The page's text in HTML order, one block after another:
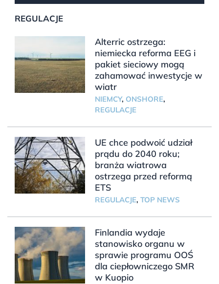
REGULACJE
Alterric ostrzega:
niemiecka reforma EEG i
pakiet sieciowy mogą
zahamować inwestycje w
wiatr
NIEMCY, ONSHORE,
REGULACJE
UE chce podwoić udział
prądu do 2040 roku;
branża wiatrowa
ostrzega przed reformą
ETS
REGULACJE, TOP NEWS
Finlandia wydaje
stanowisko organu w
sprawie programu OOŚ
dla ciepłowniczego SMR
w Kuopio